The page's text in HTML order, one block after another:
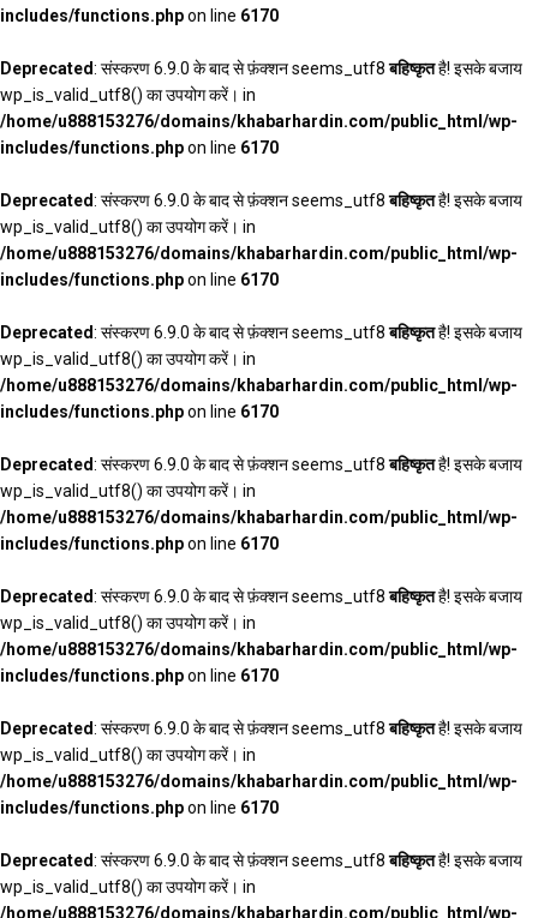
includes/functions.phpon line 6170
Deprecated: संस्करण 6.9.0 के बाद से फ़ंक्शन seems_utf8बहिष्कृतहै! इसके बजाय
wp_is_valid_utf8() का उपयोग करें। in
/home/u888153276/domains/khabarhardin.com/public_html/wp-
includes/functions.phpon line 6170
Deprecated: संस्करण 6.9.0 के बाद से फ़ंक्शन seems_utf8बहिष्कृतहै! इसके बजाय
wp_is_valid_utf8() का उपयोग करें। in
/home/u888153276/domains/khabarhardin.com/public_html/wp-
includes/functions.phpon line 6170
Deprecated: संस्करण 6.9.0 के बाद से फ़ंक्शन seems_utf8बहिष्कृतहै! इसके बजाय
wp_is_valid_utf8() का उपयोग करें। in
/home/u888153276/domains/khabarhardin.com/public_html/wp-
includes/functions.phpon line 6170
Deprecated: संस्करण 6.9.0 के बाद से फ़ंक्शन seems_utf8बहिष्कृतहै! इसके बजाय
wp_is_valid_utf8() का उपयोग करें। in
/home/u888153276/domains/khabarhardin.com/public_html/wp-
includes/functions.phpon line 6170
Deprecated: संस्करण 6.9.0 के बाद से फ़ंक्शन seems_utf8बहिष्कृतहै! इसके बजाय
wp_is_valid_utf8() का उपयोग करें। in
/home/u888153276/domains/khabarhardin.com/public_html/wp-
includes/functions.phpon line 6170
Deprecated: संस्करण 6.9.0 के बाद से फ़ंक्शन seems_utf8बहिष्कृतहै! इसके बजाय
wp_is_valid_utf8() का उपयोग करें। in
/home/u888153276/domains/khabarhardin.com/public_html/wp-
includes/functions.phpon line 6170
Deprecated: संस्करण 6.9.0 के बाद से फ़ंक्शन seems_utf8बहिष्कृतहै! इसके बजाय
wp_is_valid_utf8() का उपयोग करें। in
/home/u888153276/domains/khabarhardin.com/public_html/wp-